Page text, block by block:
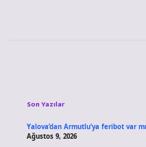
Son Yazılar
Yalova’dan Armutlu’ya feribot var
Ağustos 9, 2026